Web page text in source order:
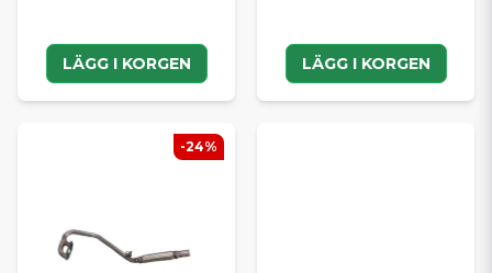
LÄGG I KORGEN LÄGG I KORGEN
-24%